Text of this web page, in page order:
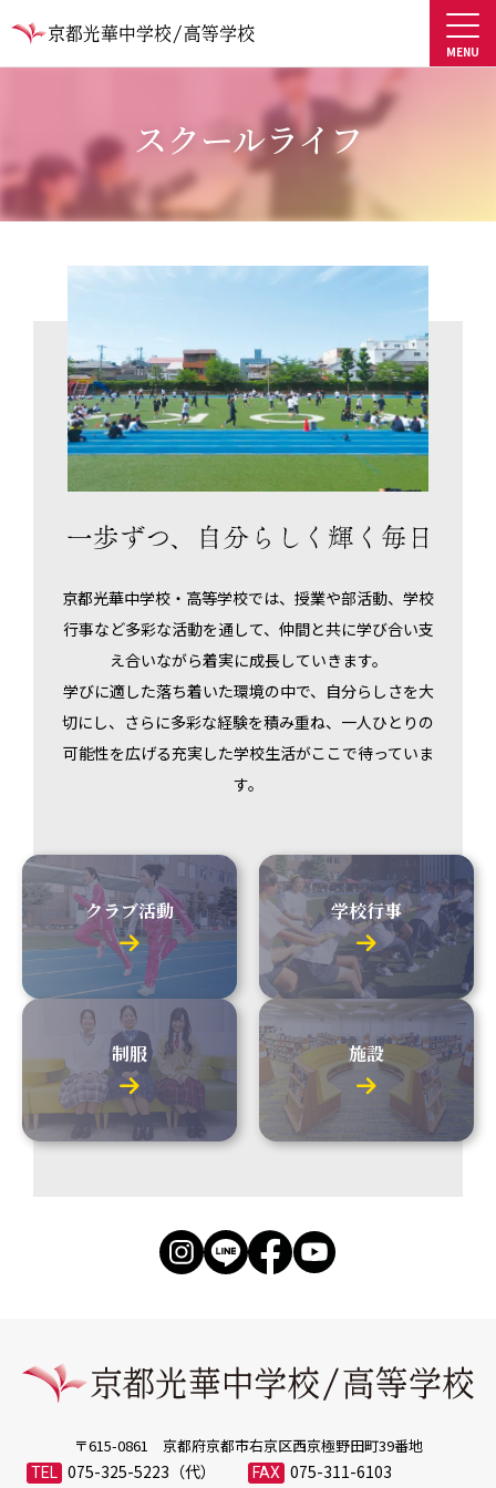
スクールライフ
京都光華中学校・高等学校では、授業や部活動、 学校
行事など多彩な活動を通して、 仲間と共に学び合い支
え合いながら着実に成長していきます。
学びに適した落ち着いた環境の中で、自分らしさを大
切にし、 さらに多彩な経験を積み重ね、 一人ひとりの
可能性を広げる充実した学校生活がここで待っていま
す。
クラブ活動 学校行事
制服 施設
〒615-0861 京都府京都市右京区西京極野田町39番地
075-325-5223
075-311-6103